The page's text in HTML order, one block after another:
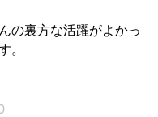
の裏方な活躍がよかっ
。